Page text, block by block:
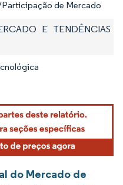
de Mercado
E TENDÊNCIAS
do Mercado de